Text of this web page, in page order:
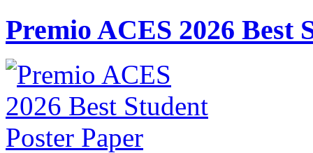
Premio ACES 2026 Best